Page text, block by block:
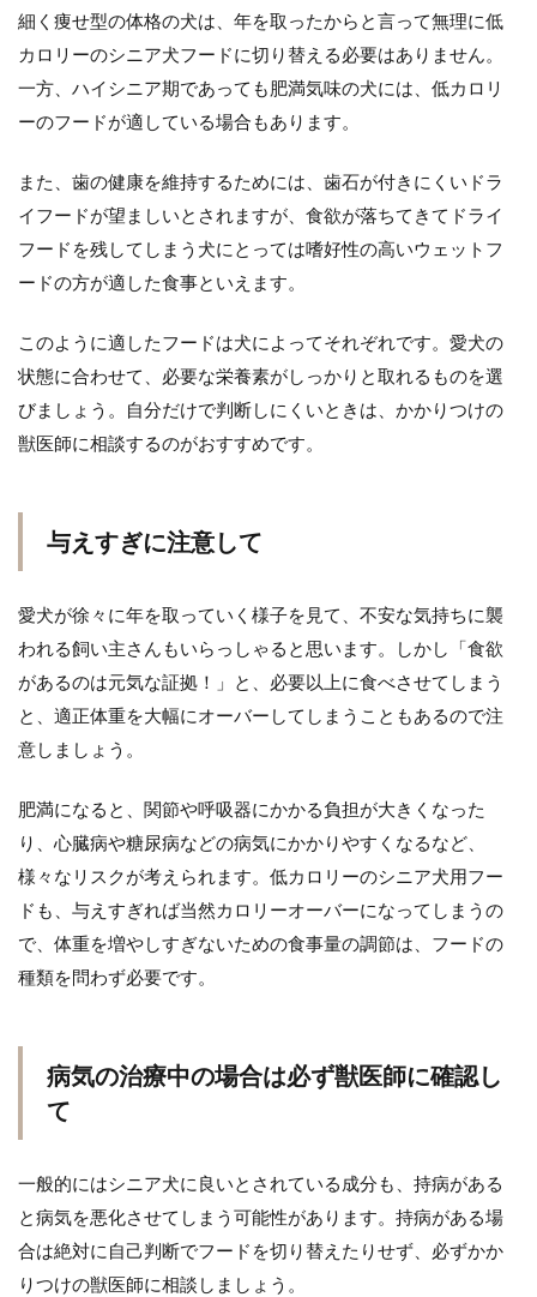
細く痩せ型の体格の犬は、年を取ったからと言って無理に低
カロリーのシニア犬フードに切り替える必要はありません。
一方、ハイシニア期であっても肥満気味の犬には、低カロリ
ーのフードが適している場合もあります。
また、歯の健康を維持するためには、歯石が付きにくいドラ
イフードが望ましいとされますが、食欲が落ちてきてドライ
フードを残してしまう犬にとっては嗜好性の高いウェットフ
ードの方が適した食事といえます。
このように適したフードは犬によってそれぞれです。愛犬の
状態に合わせて、必要な栄養素がしっかりと取れるものを選
びましょう。自分だけで判断しにくいときは、かかりつけの
獣医師に相談するのがおすすめです。
与えすぎに注意して
愛犬が徐々に年を取っていく様子を見て、不安な気持ちに襲
われる飼い主さんもいらっしゃると思います。しかし「食欲
があるのは元気な証拠！」と、必要以上に食べさせてしまう
と、適正体重を大幅にオーバーしてしまうこともあるので注
意しましょう。
肥満になると、関節や呼吸器にかかる負担が大きくなった
り、心臓病や糖尿病などの病気にかかりやすくなるなど、
様々なリスクが考えられます。低カロリーのシニア犬用フー
ドも、与えすぎれば当然カロリーオーバーになってしまうの
で、体重を増やしすぎないための食事量の調節は、フードの
種類を問わず必要です。
病気の治療中の場合は必ず獣医師に確認し
て
一般的にはシニア犬に良いとされている成分も、持病がある
と病気を悪化させてしまう可能性があります。持病がある場
合は絶対に自己判断でフードを切り替えたりせず、必ずかか
りつけの獣医師に相談しましょう。